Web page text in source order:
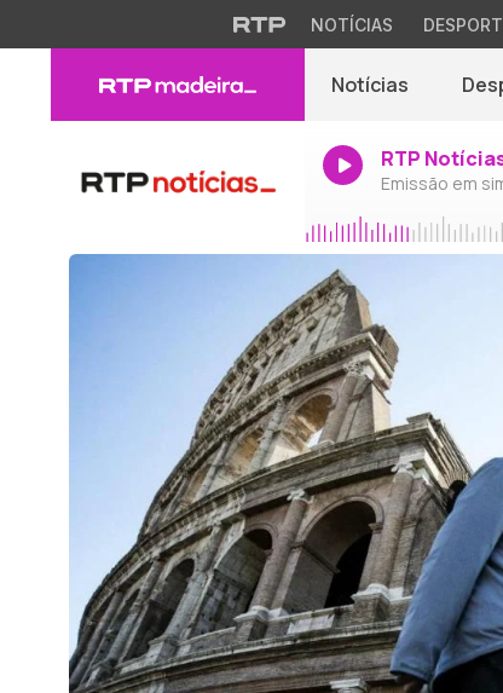
NOTÍCIAS
Notícias
RTP
Emissão em